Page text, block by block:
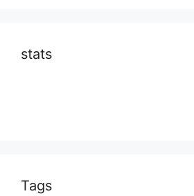
stats
Tags